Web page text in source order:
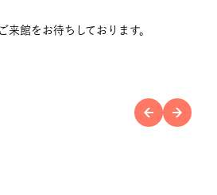
来館をお待ちしております。